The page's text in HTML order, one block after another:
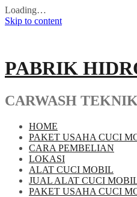
Loading…
Skip to content
PABRIK
CARWASH TEKNIK
HOME
PAKET USAHA CUCI
CARA PEMBELIAN
LOKASI
ALAT CUCI MOBIL
JUAL ALAT CUCI
PAKET USAHA CUCI